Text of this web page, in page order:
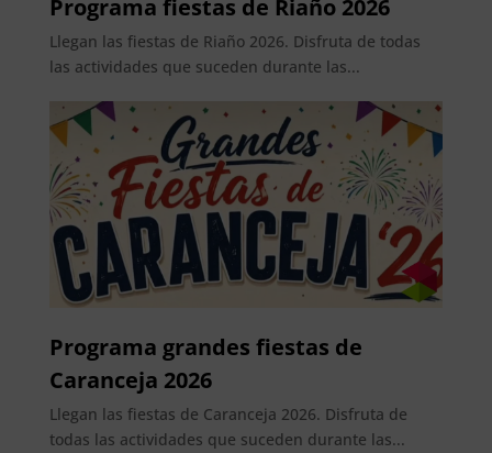
Programa fiestas de Riaño 2026
Llegan las fiestas de Riaño 2026. Disfruta de todas
las actividades que suceden durante las...
Programa grandes fiestas de
Caranceja 2026
Llegan las fiestas de Caranceja 2026. Disfruta de
todas las actividades que suceden durante las...